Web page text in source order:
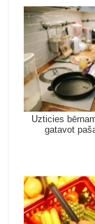
Uzticies
gatavot